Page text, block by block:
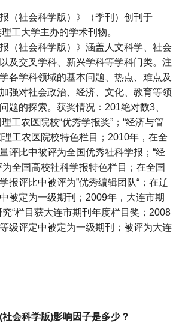
（社会科学版）》（季刊）创刊于
工大学主办的学术刊物。
（社会科学版）》涵盖人文科学、社会
及交叉学科、新兴学科等学科门类。注
各学科领域的基本问题、热点、难点及
强对社会政治、经济、文化、教育等领
题的探索。获奖情况：201绝对数3、
工农医院校“优秀学报奖”；“经济与管
理工农医院校特色栏目；2010年，在全
评比中被评为全国优秀社科学报；“经
全国高校社科学报特色栏目；在全国
报评比中被评为”优秀编辑团队“；在辽
被定为一级期刊；2009年，大连市期
“栏目获大连市期刊年度栏目奖；2008
级评定中被定为一级期刊；被评为大连
会科学版)影响因子是多少？